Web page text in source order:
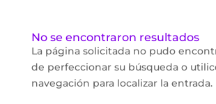
No se encontraron resultados
La página solicitada no pudo
de perfeccionar su búsqueda o
navegación para localizar la entrada.